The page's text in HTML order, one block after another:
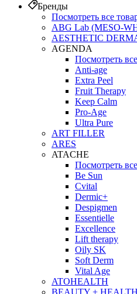
Бренды
Посмотреть все
ABG Lab (MESO-
AESTHETIC
AGENDA
Посмотреть
Anti-age
Extra Peel
Fruit Therapy
Keep Calm
Pro‑Age
Ultra Pure
ART FILLER
ARES
ATACHE
Посмотреть
Be Sun
Cvital
Dermic+
Despigmen
Essentielle
Excellence
Lift therapy
Oily SK
Soft Derm
Vital Age
ATOHEALTH
BEAUTY + HEALTH